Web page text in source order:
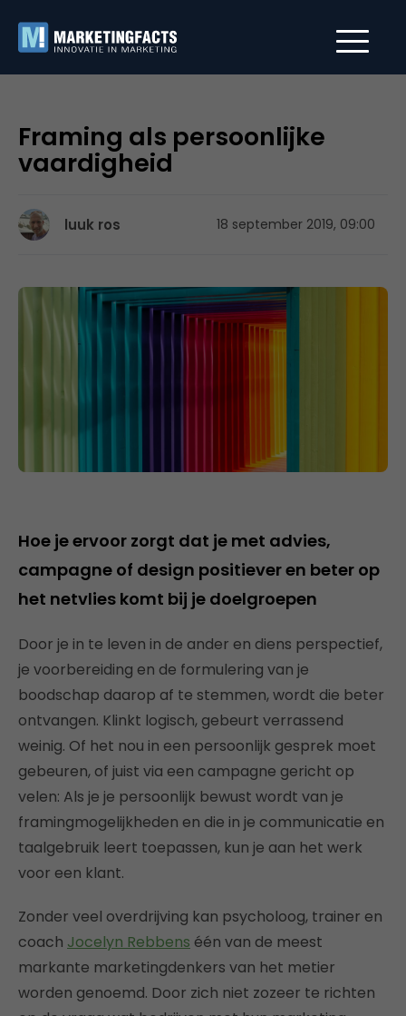
Framing als persoonlijke
vaardigheid
luuk ros 18 september 2019, 09:00
Hoe je ervoor zorgt dat je met advies,
campagne of design positiever en beter op
het netvlies komt bij je doelgroepen
Door je in te leven in de ander en diens perspectief,
je voorbereiding en de formulering van je
boodschap daarop af te stemmen, wordt die beter
ontvangen. Klinkt logisch, gebeurt verrassend
weinig. Of het nou in een persoonlijk gesprek moet
gebeuren, of juist via een campagne gericht op
velen: Als je je persoonlijk bewust wordt van je
framingmogelijkheden en die in je communicatie en
taalgebruik leert toepassen, kun je aan het werk
voor een klant.
Zonder veel overdrijving kan psycholoog, trainer en
coach Jocelyn Rebbens één van de meest
markante marketingdenkers van het metier
worden genoemd. Door zich niet zozeer te richten